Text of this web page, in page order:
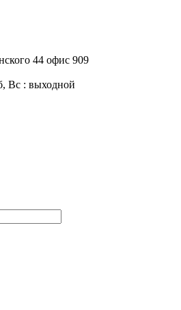
44 офис 909
Вс : выходной